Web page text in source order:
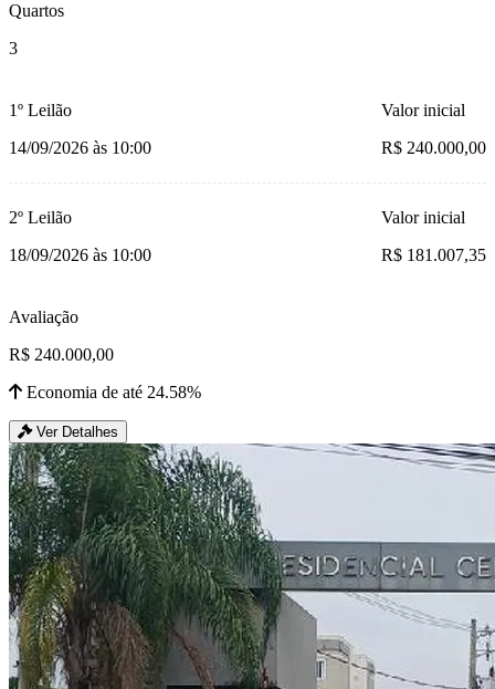
Quartos
3
1º Leilão
14/09/2026 às 10:00
Valor inicial
R$ 240.000,00
2º Leilão
18/09/2026 às 10:00
Valor inicial
R$ 181.007,35
Avaliação
R$ 240.000,00
Economia de até 24.58%
Ver Detalhes